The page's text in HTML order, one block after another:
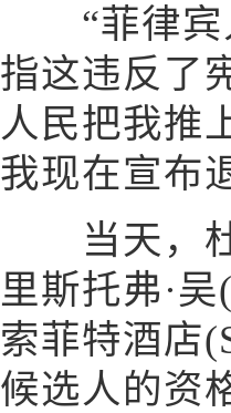
“菲律宾
指这违反了
人民把我推
我现在宣布
当天，杜
里斯托弗·
索菲特酒店
候选人的资